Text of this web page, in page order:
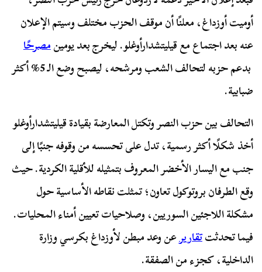
أوميت أوزداغ، معلنًا أن موقف الحزب مختلف وسيتم الإعلان
عنه بعد اجتماع مع قيليتشدارأوغلو. ليخرج بعد يومينمصرحًا
بدعم حزبه لتحالف الشعب ومرشحه، ليصبح وضع الـ 5% أكثر
ضبابية.
التحالف بين حزب النصر وتكتل المعارضة بقيادة قيليتشدارأوغلو
أخذ شكلًا أكثر رسمية، تدل على تحسسه من وقوفه جنبًا إلى
جنب مع اليسار الأخضر المعروف بتمثيله للأقلية الكردية. حيث
وقع الطرفان بروتوكول تعاون؛ تمثلت نقاطه الأساسية حول
مشكلة اللاجئين السوريين، وصلاحيات تعيين أمناء المحليات.
فيما تحدثتتقاريرعن وعد مبطن لأوزداغ بكرسي وزارة
الداخلية، كجزء من الصفقة.